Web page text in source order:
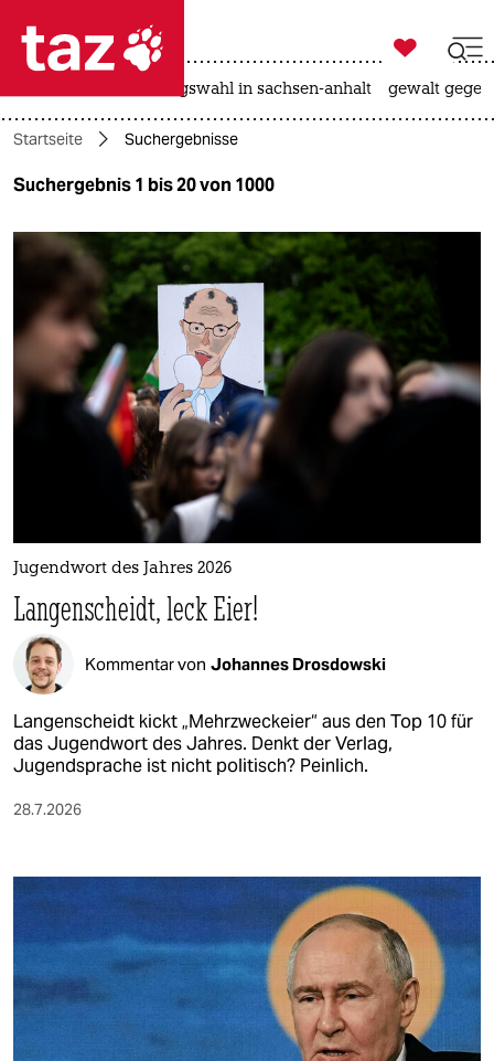
 taz zahl ich
taz zahl ich
themen
politik
öko
gesellschaft
kultur
nord
wahrheit
verlag
verlag
veranstaltungen
shop
fragen & hilfe
genossenschaft
epaper login

taz zahl ich
landtagswahl in sachsen-anhalt gewalt
Startseite Suchergebnisse
Suchergebnis 1 bis 20 von 1000
Jugendwort des Jahres 2026
Langenscheidt, leck Eier!
Kommentar von Johannes Drosdowski
Langenscheidt kickt „Mehrzweckeier“ aus den Top 10 für
das Jugendwort des Jahres. Denkt der Verlag,
Jugendsprache ist nicht politisch? Peinlich.
28.7.2026